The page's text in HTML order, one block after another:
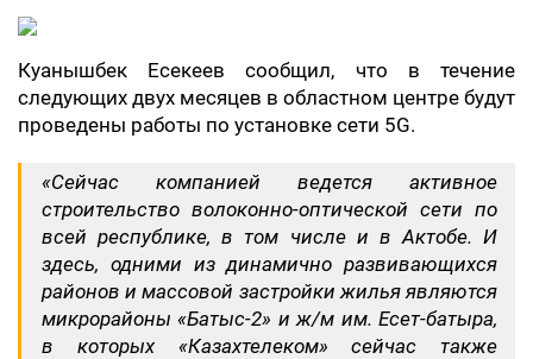
Куанышбек Есекеев сообщил, что в течение
следующих двух месяцев в областном центре будут
проведены работы по установке сети 5G.
«Сейчас компанией ведется активное
строительство волоконно-оптической сети по
всей республике, в том числе и в Актобе. И
здесь, одними из динамично развивающихся
районов и массовой застройки жилья являются
микрорайоны «Батыс-2» и ж/м им. Есет-батыра,
в которых «Казахтелеком» сейчас также